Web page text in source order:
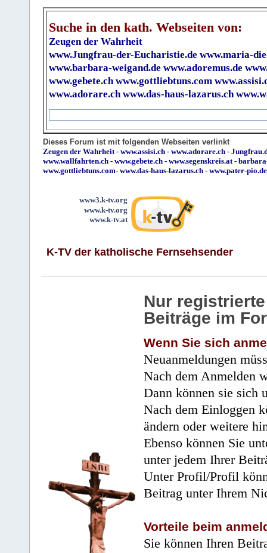
Suche in den kath. Webseiten von:
Zeugen der Wahrheit
www.Jungfrau-der-Eucharistie.de www.maria-
www.barbara-weigand.de www.adoremus.de
www.gebete.ch www.gottliebtuns.com
www.adorare.ch www.das-haus-lazarus.ch
Dieses Forum ist mit folgenden Webseiten verlinkt
Zeugen der Wahrheit- www.assisi.ch - www.adorare.ch -
www.wallfahrten.ch - www.gebete.ch - www.segenskreis.at-
www.gottliebtuns.com- www.das-haus-lazarus.ch - www.pater-pio.de
www3.k-tv.org
www.k-tv.org
www.k-tv.at
K-TV der katholische Fernsehsender
Nur
Beiträge im
Wenn Sie sich
Neuanmeldungen
Nach dem Anmelden
Dann können sie sich
Nach dem Einloggen
ändern oder weitere
Ebenso können Sie
unter jedem Ihrer
Unter Profil/Profil
Beitrag unter Ihrem
Vorteile beim
Sie können Ihren